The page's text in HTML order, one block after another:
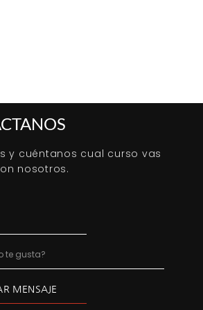
y cuéntanos cual curso vas
nosotros.
MENSAJE